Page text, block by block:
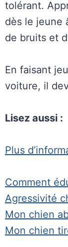
tolérant.
dès le jeune
de bruits et
En faisant
voiture, il
Lisez aussi :
Plus
Comment
Agressivité
Mon chien
Mon chien